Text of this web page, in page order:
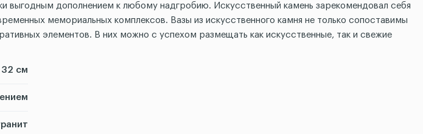
выгодным дополнением к любому надгробию. Искусственный камень зарекомендовал себя
мемориальных комплексов. Вазы из искусственного камня не только сопоставимы
элементов. В них можно с успехом размещать как искусственные, так и свежие
32 см